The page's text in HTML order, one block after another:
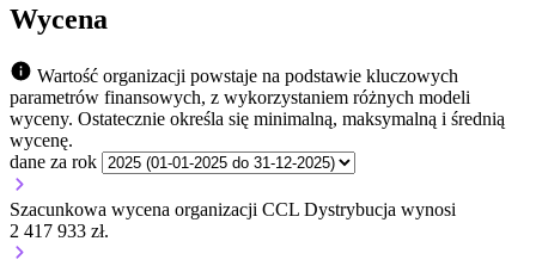
Wycena
Wartość organizacji powstaje na podstawie kluczowych
parametrów finansowych, z wykorzystaniem różnych modeli
wyceny. Ostatecznie określa się minimalną, maksymalną i średnią
wycenę.
dane za rok
Szacunkowa wycena organizacji CCL Dystrybucja wynosi
2 417 933 zł.